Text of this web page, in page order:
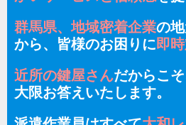
群馬県、地域密着企業の
から、皆様のお困りに即時
近所の鍵屋さんだからこ
大限お答えいたします。